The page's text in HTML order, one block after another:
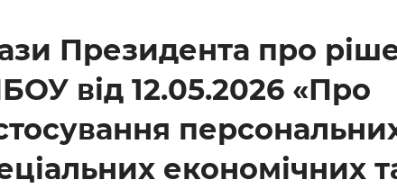
Президента про
від 12.05.2026 «Про
економічних